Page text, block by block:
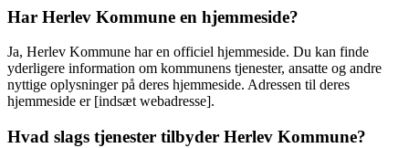
Har Herlev Kommune en hjemmeside?
Ja, Herlev Kommune har en officiel hjemmeside. Du kan finde
yderligere information om kommunens tjenester, ansatte og andre
nyttige oplysninger på deres hjemmeside. Adressen til deres
hjemmeside er [indsæt webadresse].
Hvad slags tjenester tilbyder Herlev Kommune?